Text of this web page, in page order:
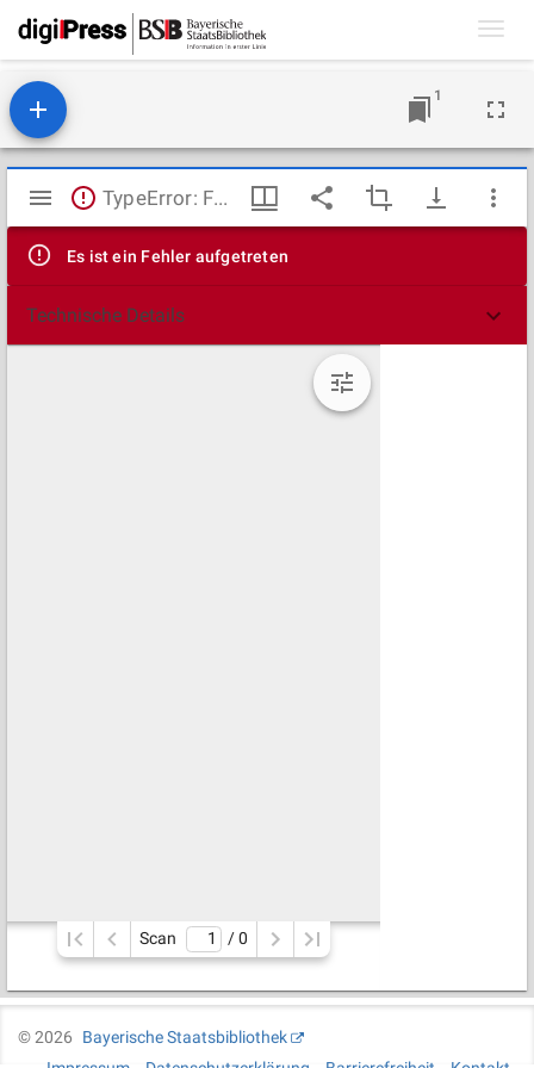
1
Mirador
Viewer
TypeError: Failed to fetch
Es ist ein Fehler aufgetreten
Technische Details
Scan / 0
©2026
Bayerische Staatsbibliothek